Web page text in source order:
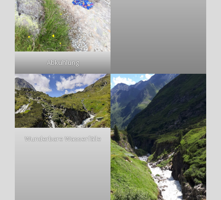
Abkühlung
Wunderbare Wasserfälle